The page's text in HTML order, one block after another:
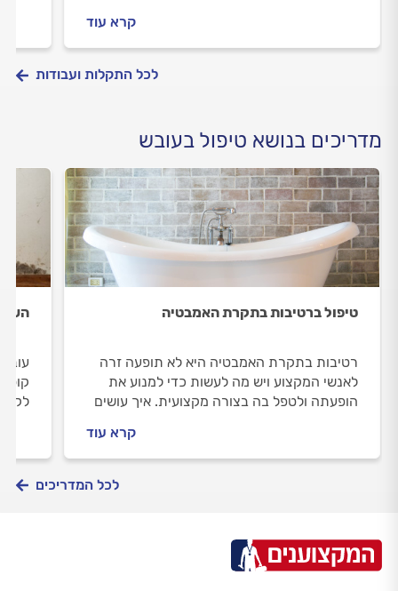
קרא עוד
לכל התקלות ועבודות
מדריכים בנושא טיפול בעובש
טיפול ברטיבות בתקרת האמבטיה
רטיבות בתקרת האמבטיה היא לא תופעה זרה
לאנשי המקצוע ויש מה לעשות כדי למנוע את
הופעתה ולטפל בה בצורה מקצועית. איך עושים
העבודה ומה חשוב לדעת לפני שמזמינים בעל
מקצוע לביצוע העבודה.
קרא עוד
לכל המדריכים